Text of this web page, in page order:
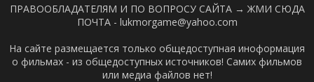
ПРАВООБЛАДАТЕЛЯМ И ПО ВОПРОСУ САЙТА → ЖМИ СЮДА
ПОЧТА - lukmorgame@yahoo.com
На сайте размещается только общедоступная иноформация
о фильмах - из общедоступных источников! Самих фильмов
или медиа файлов нет!